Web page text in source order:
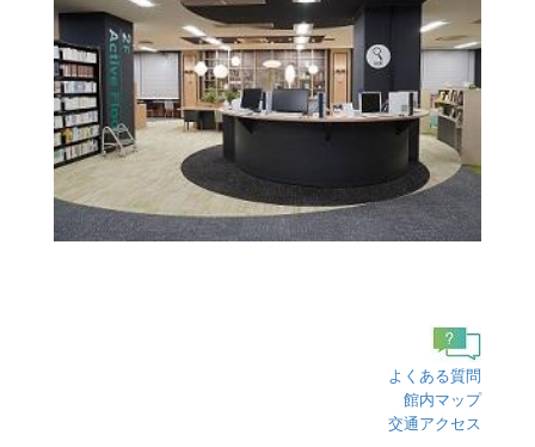
よくある質問
館内マップ
交通アクセス